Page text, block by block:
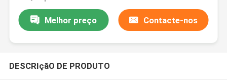
Melhor preço Contacte-nos
DESCRIçãO DE PRODUTO